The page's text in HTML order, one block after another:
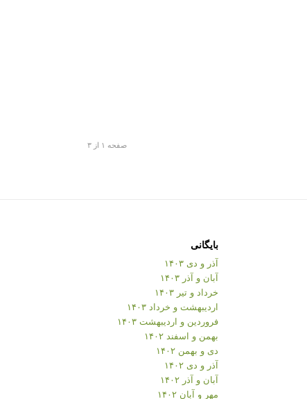
صفحه ۱ از ۳
بایگانی
آذر و دی ۱۴۰۳
آبان و آذر ۱۴۰۳
خرداد و تیر ۱۴۰۳
اردیبهشت و خرداد ۱۴۰۳
فروردین و اردیبهشت ۱۴۰۳
بهمن و اسفند ۱۴۰۲
دی و بهمن ۱۴۰۲
آذر و دی ۱۴۰۲
آبان و آذر ۱۴۰۲
مهر و آبان ۱۴۰۲